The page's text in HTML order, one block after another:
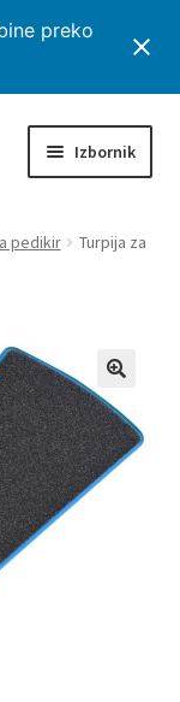
preko
Izbornik
pedikir
Turpija za